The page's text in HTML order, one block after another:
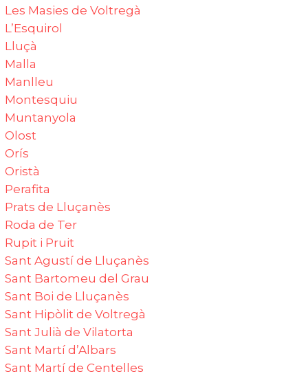
Les Masies de Voltregà‎
L’Esquirol
Lluçà‎
Malla
Manlleu
Montesquiu‎
Muntanyola
Olost
Orís‎
Oristà
Perafita
Prats de Lluçanès
Roda de Ter
Rupit i Pruit
Sant Agustí de Lluçanès‎
Sant Bartomeu del Grau‎
Sant Boi de Lluçanès‎
Sant Hipòlit de Voltregà
Sant Julià de Vilatorta‎
Sant Martí d’Albars‎
Sant Martí de Centelles